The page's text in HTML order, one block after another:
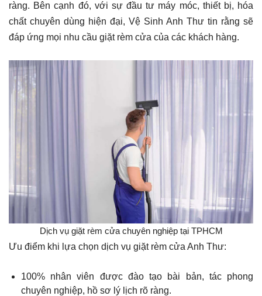
ràng. Bên cạnh đó, với sự đầu tư máy móc, thiết bị, hóa
chất chuyên dùng hiện đại, Vệ Sinh Anh Thư tin rằng sẽ
đáp ứng mọi nhu cầu giặt rèm cửa của các khách hàng.
Dịch vụ giặt rèm cửa chuyên nghiệp tại TPHCM
Ưu điểm khi lựa chọn dịch vụ giặt rèm cửa Anh Thư:
100% nhân viên được đào tạo bài bản, tác phong
chuyên nghiệp, hồ sơ lý lịch rõ ràng.